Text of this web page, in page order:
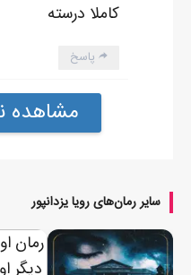
کاملا درسته
پاسخ
مشاهده نظرات بیشتر
سایر رمان‌های رویا یزدانپور